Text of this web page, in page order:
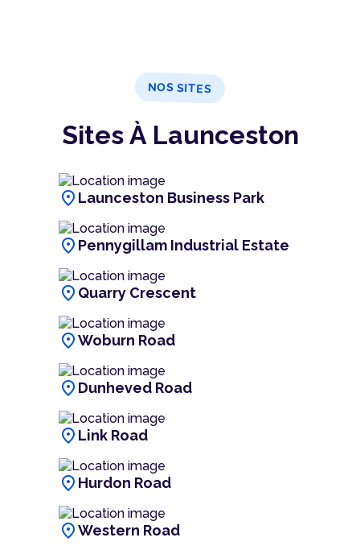
NOS SITES
Sites À Launceston
location_on Launceston Business Park
location_on Pennygillam Industrial Estate
location_on Quarry Crescent
location_onWoburn Road
location_on Dunheved Road
location_on Link Road
location_on Hurdon Road
location_onWestern Road